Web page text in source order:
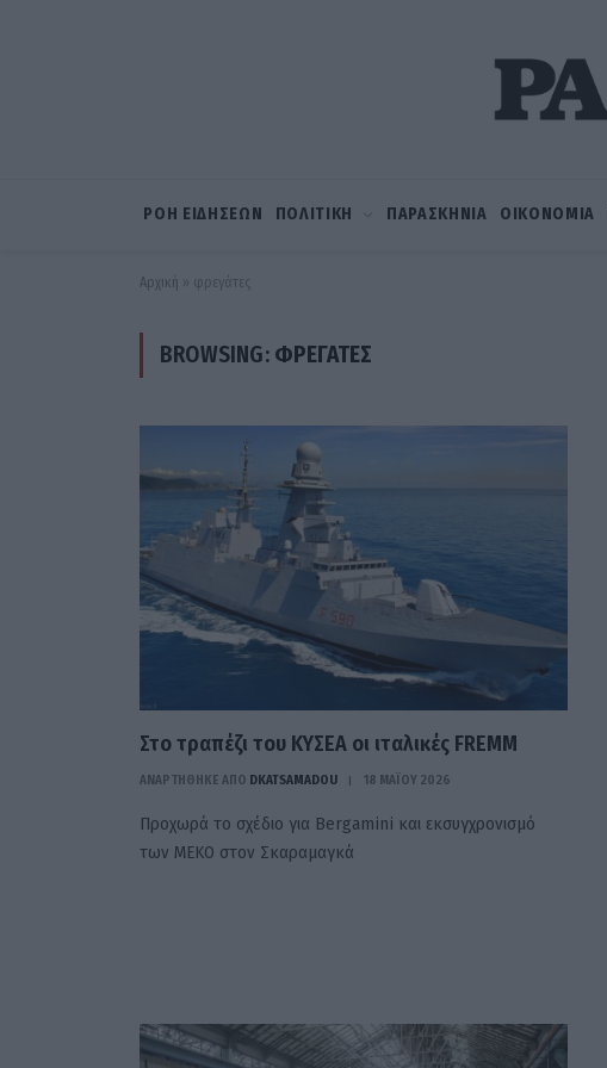
ΡΟΗ ΕΙΔΗΣΕΩΝ ΠΟΛΙΤΙΚΗ ΠΑΡΑΣΚΗΝΙΑ ΟΙΚΟΝΟΜΙΑ
Αρχική » φρεγάτες
BROWSING: ΦΡΕΓΆΤΕΣ
Στο τραπέζι του ΚΥΣΕΑ οι ιταλικές FREMM
ΑΝΑΡΤΗΘΗΚΕ ΑΠΟ DKATSAMADOU 18 ΜΑΪ́ΟΥ 2026
Προχωρά το σχέδιο για Bergamini και εκσυγχρονισμό
των ΜΕΚΟ στον Σκαραμαγκά